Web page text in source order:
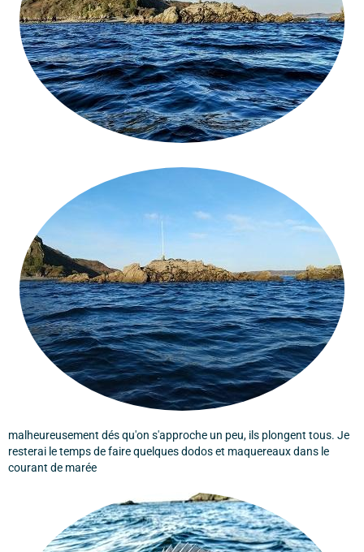
malheureusement dés qu'on s'approche un peu, ils plongent tous. Je
resterai le temps de faire quelques dodos et maquereaux dans le
courant de marée